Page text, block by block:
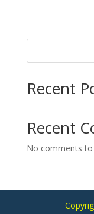
Recent
Recent
No comments to